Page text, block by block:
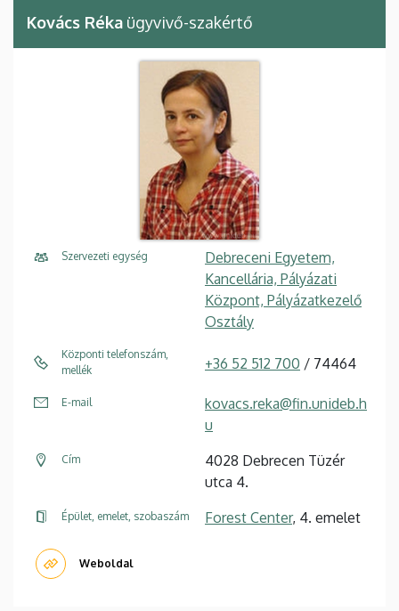
Kovács Réka ügyvivő-szakértő
Szervezeti egység
Debreceni Egyetem,
Kancellária, Pályázati
Központ, Pályázatkezelő
Osztály
Központi telefonszám,
mellék
+36 52 512 700 / 74464
E-mail
kovacs.reka@fin.unideb.h
u
Cím
4028 Debrecen Tüzér
utca 4.
Épület, emelet, szobaszám Forest Center, 4. emelet
Weboldal